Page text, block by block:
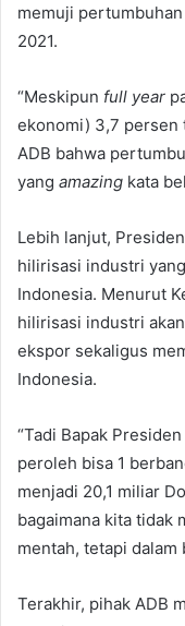
memuji
2021.
“Meskipun full year
ekonomi) 3,7 persen
ADB bahwa
yang amazing kata
Lebih lanjut,
hilirisasi industri
Indonesia. Menurut
hilirisasi industri
ekspor sekaligus
Indonesia.
“Tadi Bapak
peroleh bisa 1
menjadi 20,1 miliar
bagaimana kita tidak
mentah, tetapi dalam
Terakhir, pihak ADB